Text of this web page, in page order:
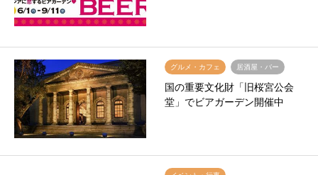
グルメ・カフェ 居酒屋・バー
国の重要文化財「旧桜宮公会
堂」でビアガーデン開催中